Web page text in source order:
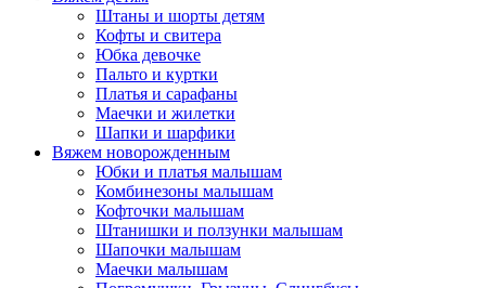
Штаны и шорты детям
Кофты и свитера
Юбка девочке
Пальто и куртки
Платья и сарафаны
Маечки и жилетки
Шапки и шарфики
Вяжем новорожденным
Юбки и платья малышам
Комбинезоны малышам
Кофточки малышам
Штанишки и ползунки малышам
Шапочки малышам
Маечки малышам